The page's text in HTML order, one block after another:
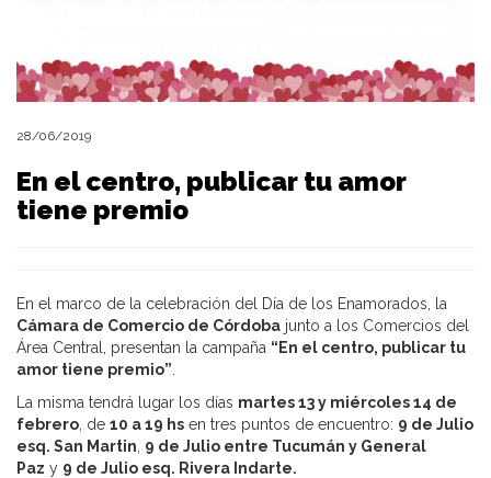
28/06/2019
En el centro, publicar tu amor
tiene premio
En el marco de la celebración del Día de los Enamorados, la
Cámara de Comercio de Córdoba junto a los Comercios del
Área Central, presentan la campaña “En el centro, publicar tu
amor tiene premio”
La misma tendrá lugar los días martes 13 y miércoles 14 de
febrero , de 10 a 19 hs en tres puntos de encuentro: 9 de Julio
esq. San Martin 9 de Julio entre Tucumán y General
Paz y 9 de Julio esq. Rivera Indarte.